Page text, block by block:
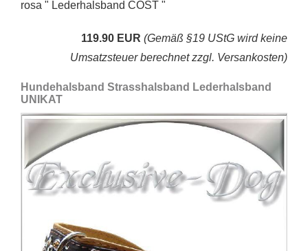
rosa " Lederhalsband COST "
119.90 EUR (Gemäß §19 UStG wird keine
Umsatzsteuer berechnet zzgl. Versankosten)
Hundehalsband Strasshalsband Lederhalsband
UNIKAT